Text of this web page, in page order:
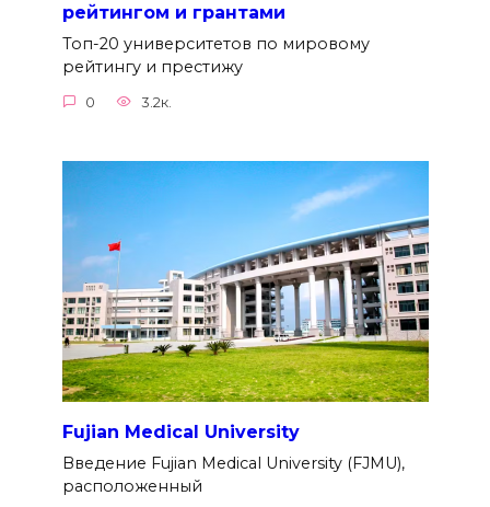
рейтингом и грантами
Топ-20 университетов по мировому
рейтингу и престижу
0 3.2к.
Fujian Medical University
Введение Fujian Medical University (FJMU),
расположенный